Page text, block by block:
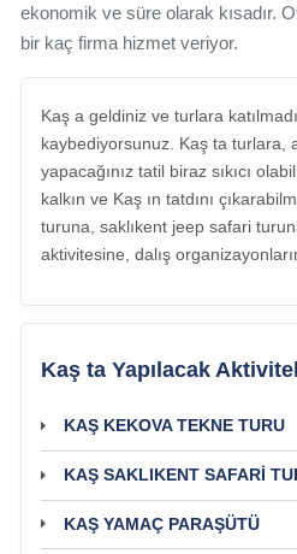
ekonomik ve süre olarak kısadır.
bir kaç firma hizmet veriyor.
Kaş a geldiniz ve turlara
kaybediyorsunuz. Kaş ta turlara,
yapacağınız tatil biraz sıkıcı
kalkın ve Kaş ın tatdını
turuna, saklıkent jeep safari
aktivitesine, dalış
Kaş ta Yapılacak
KAŞ KEKOVA TEKNE TURU
KAŞ SAKLIKENT SAFARİ
KAŞ YAMAÇ PARAŞÜTÜ